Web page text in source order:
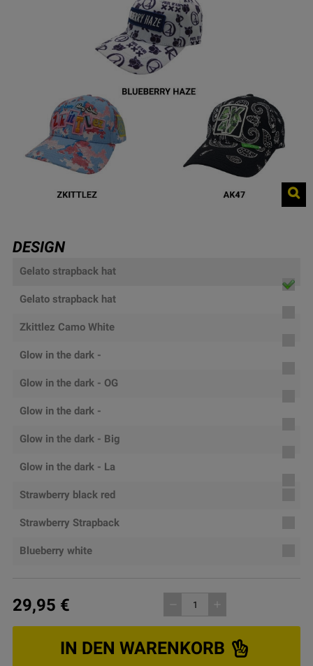
DESIGN
Gelato strapback hat
white
Gelato strapback hat
black
Zkittlez Camo White
Pink
Glow in the dark -
Amnesia Haze
Glow in the dark - OG
Kush
Glow in the dark -
AK47
Glow in the dark - Big
Buddha Cheese
Glow in the dark - La
Mota
Strawberry black red
Strawberry Strapback
Blueberry white
29,95 € add
IN DEN WARENKORB